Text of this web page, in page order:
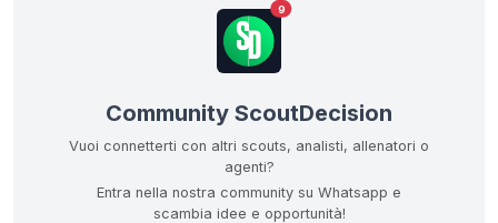
9
Community ScoutDecision
Vuoi connetterti con altri scouts, analisti, allenatori o
agenti?
Entra nella nostra community su Whatsapp e
scambia idee e opportunità!